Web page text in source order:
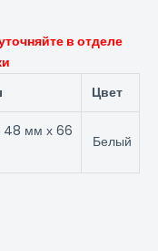
в отделе
Цвет
48 мм х 66
Белый